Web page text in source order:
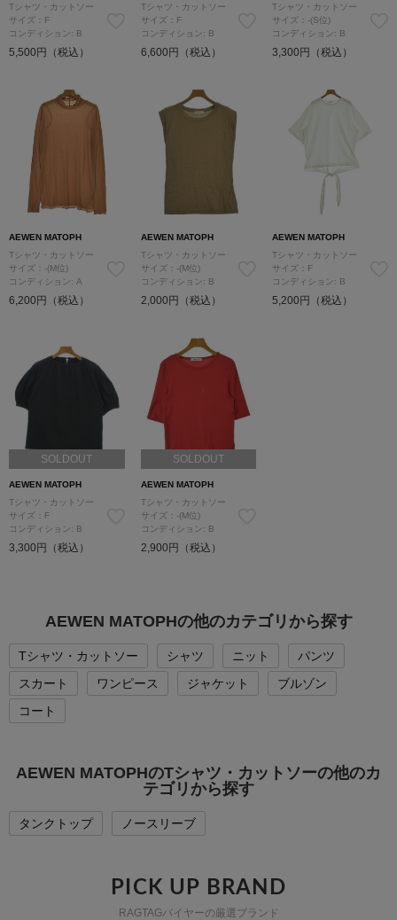
Tシャツ・カットソー
サイズ：F
コンディション: B
5,500円（税込）
Tシャツ・カットソー
サイズ：F
コンディション: B
6,600円（税込）
Tシャツ・カットソー
サイズ：-(S位)
コンディション: B
3,300円（税込）
AEWEN MATOPH
Tシャツ・カットソー
サイズ：-(M位)
コンディション: A
6,200円（税込）
AEWEN MATOPH
Tシャツ・カットソー
サイズ：-(M位)
コンディション: B
2,000円（税込）
AEWEN MATOPH
Tシャツ・カットソー
サイズ：F
コンディション: B
5,200円（税込）
SOLDOUT
AEWEN MATOPH
Tシャツ・カットソー
サイズ：F
コンディション: B
3,300円（税込）
SOLDOUT
AEWEN MATOPH
Tシャツ・カットソー
サイズ：-(M位)
コンディション: B
2,900円（税込）
AEWEN MATOPHの他のカテゴリから探す
Tシャツ・カットソー シャツ ニット
パンツ
スカート
ワンピース ジャケット
ブルゾン
コート
AEWEN MATOPHのTシャツ・カットソーの他のカ
テゴリから探す
タンクトップ ノースリーブ
PICK UP BRAND
RAGTAGバイヤーの厳選ブランド